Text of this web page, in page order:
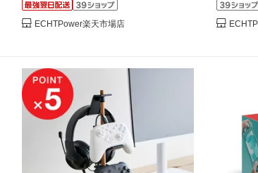
ECHTPower楽天市場店
2/Switch/